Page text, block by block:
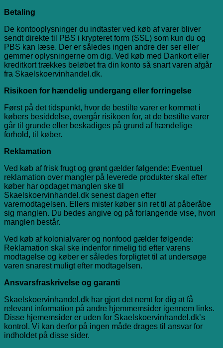
Betaling
De kontooplysninger du indtaster ved køb af varer bliver
sendt direkte til PBS i krypteret form (SSL) som kun du og
PBS kan læse. Der er således ingen andre der ser eller
gemmer oplysningerne om dig. Ved køb med Dankort eller
kreditkort trækkes beløbet fra din konto så snart varen afgår
fra Skaelskoervinhandel.dk.
Risikoen for hændelig undergang eller forringelse
Først på det tidspunkt, hvor de bestilte varer er kommet i
købers besiddelse, overgår risikoen for, at de bestilte varer
går til grunde eller beskadiges på grund af hændelige
forhold, til køber.
Reklamation
Ved køb af frisk frugt og grønt gælder følgende: Eventuel
reklamation over mangler på leverede produkter skal efter
køber har opdaget manglen ske til
Skaelskoervinhandel.dk senest dagen efter
varemodtagelsen. Ellers mister køber sin ret til at påberåbe
sig manglen. Du bedes angive og på forlangende vise, hvori
manglen består.
Ved køb af kolonialvarer og nonfood gælder følgende:
Reklamation skal ske indenfor rimelig tid efter varens
modtagelse og køber er således forpligtet til at undersøge
varen snarest muligt efter modtagelsen.
Ansvarsfraskrivelse og garanti
Skaelskoervinhandel.dk har gjort det nemt for dig at få
relevant information på andre hjemmemsider igennem links.
Disse hjememsider er uden for Skaelskoervinhandel.dk’s
kontrol. Vi kan derfor på ingen måde drages til ansvar for
indholdet på disse sider.